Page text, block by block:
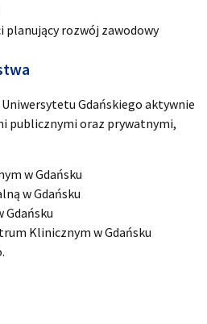
planujący rozwój zawodowy
Gdańskiego aktywnie
publicznymi oraz prywatnymi,
w Gdańsku
w Gdańsku
Gdańsku
Klinicznym w Gdańsku